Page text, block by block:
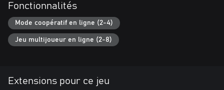
Fonctionnalités
Mode coopératif en ligne (2-4)
Jeu multijoueur en ligne (2-8)
Extensions pour ce jeu